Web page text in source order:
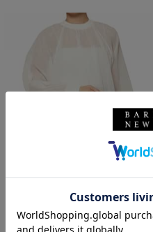
HYKE
HYKE ＜ハイク＞ シアー素材ブラ